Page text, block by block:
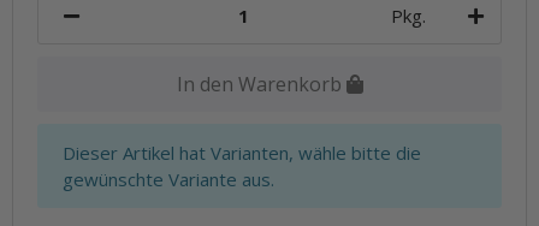
Pkg.
In den Warenkorb
x
Dieser Artikel hat Varianten, wähle bitte die
gewünschte Variante aus.